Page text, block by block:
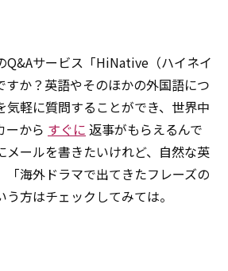
Q&Aサービス「HiNative（ハイネイ
すか？英語やそのほかの外国語につ
気軽に質問することができ、世界中
ーから すぐに 返事がもらえるんで
メールを書きたいけれど、自然な英
「海外ドラマで出てきたフレーズの
方はチェックしてみては。